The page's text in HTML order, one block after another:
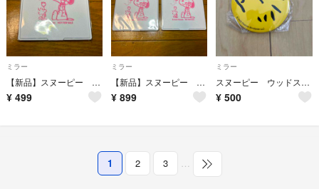
ミラー
【新品】スヌーピー ノベルティ 折りたたみミラー
¥ 499
ミラー
【新品】スヌーピー ノベルティ 折りたたみミラー 2個セット
¥ 899
ミラー
スヌーピー ウッドストックの手鏡
¥ 500
1 2 3 …